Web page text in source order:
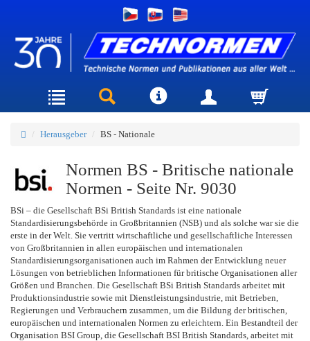
Herausgeber BS - Nationale
Normen BS - Britische nationale
Normen - Seite Nr. 9030
BSi – die Gesellschaft BSi British Standards ist eine nationale
Standardisierungsbehörde in Großbritannien (NSB) und als solche war sie die
erste in der Welt. Sie vertritt wirtschaftliche und gesellschaftliche Interessen
von Großbritannien in allen europäischen und internationalen
Standardisierungsorganisationen auch im Rahmen der Entwicklung neuer
Lösungen von betrieblichen Informationen für britische Organisationen aller
Größen und Branchen. Die Gesellschaft BSi British Standards arbeitet mit
Produktionsindustrie sowie mit Dienstleistungsindustrie, mit Betrieben,
Regierungen und Verbrauchern zusammen, um die Bildung der britischen,
europäischen und internationalen Normen zu erleichtern. Ein Bestandteil der
Organisation BSI Group, die Gesellschaft BSI British Standards, arbeitet mit